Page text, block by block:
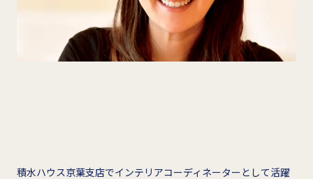
積水ハウス京葉支店でインテリアコーディネーターとして活躍